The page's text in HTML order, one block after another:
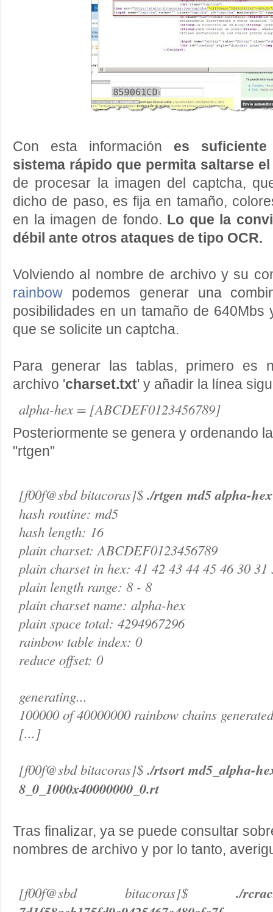
Con esta información es
sistema rápido que permita saltarse
de procesar la imagen del captcha,
dicho de paso, es fija en tamaño,
en la imagen de fondo. Lo que la
débil ante otros ataques de tipo OCR.
Volviendo al nombre de archivo y su
rainbow podemos generar una
posibilidades en un tamaño de 640Mbs
que se solicite un captcha.
Para generar las tablas, primero es
archivo 'charset.txt' y añadir la línea
alpha-hex = [ABCDEF0123456789]
Posteriormente se genera y ordenando
"rtgen"
[f00f@sbd bitacoras]$ ./rtgen md5 alpha-
hash routine: md5
hash length: 16
plain charset: ABCDEF0123456789
plain charset in hex: 41 42 43 44 45 46 30 31
plain length range: 8 - 8
plain charset name: alpha-hex
plain space total: 4294967296
rainbow table index: 0
reduce offset: 0
generating...
100000 of 40000000 rainbow chains
[...]
[f00f@sbd bitacoras]$ ./rtsort md5_alpha-
8_0_1000x40000000_0.rt
Tras finalizar, ya se puede consultar
nombres de archivo y por lo tanto,
[f00f@sbd bitacoras]$ ./